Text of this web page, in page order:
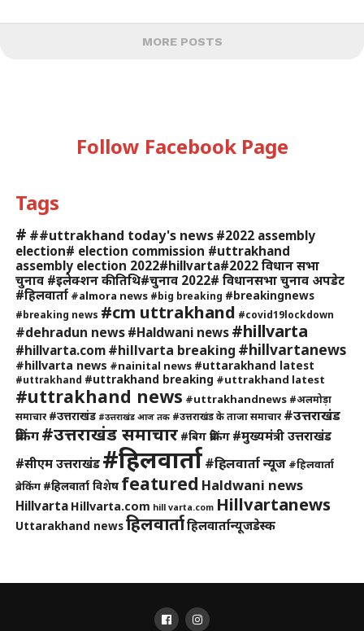
MORE POSTS
Follow Facebook Page
Tags
# ##uttrakhand today's news #2022 assembly
election# election commission #uttrakhand
assembly election 2022#hillvarta#2022 विधान सभा
चुनाव #इलेक्शन की तिथि#चुनाव 2022# विधानसभा चुनाव अपडेट
#हिलवार्ता #almora news #big breaking #breakingnews
#breaking news #cm uttrakhand #covid19lockdown
#dehradun news #Haldwani news #hillvarta
#hillvarta.com #hillvarta breaking #hillvartanews
#hillvarta news #nainital news #uttarakhand latest
#uttrakhand #uttrakhand breaking #uttrakhand latest
#uttrakhand news #uttrakhandnews #अलमोड़ा
समाचार #उत्तराखंड #उत्तराखंड आज तक #उत्तराखंड के ताजा समाचार #उत्तराखंड
ब्रेकिंग#उत्तराखंड समाचार #बिग ब्रेकिंग #मुख्यमंत्री उत्तराखंड
#सीएम उत्तराखंड #हिलवार्ता#हिलवार्ता न्यूज #हिलवार्ता
ब्रेकिंग #हिलवार्ता विशेष featured Haldwani news
Hillvarta Hillvarta.com hill varta.com Hillvartanews
Uttarakhand newsहिलवार्ताहिलवार्तान्यूजडेस्क